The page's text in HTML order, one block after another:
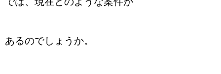
あるのでしょうか。